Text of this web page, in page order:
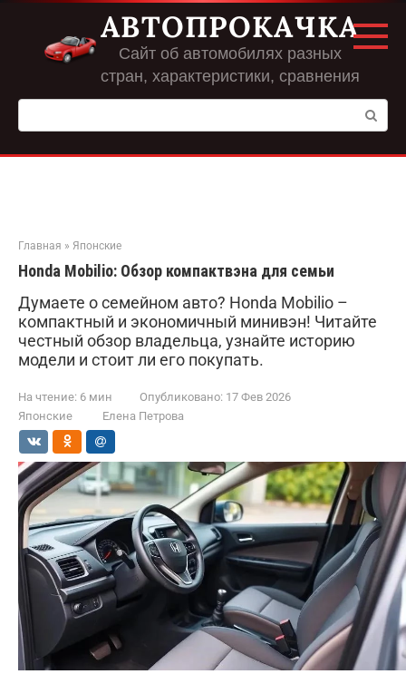
Перейти
контенту
АВТОПРОКАЧКА
Сайт об автомобилях разных
стран, характеристики, сравнения
Поиск:
Главная » Японские
Honda Mobilio: Обзор компактвэна для семьи
Думаете о семейном авто? Honda Mobilio –
компактный и экономичный минивэн! Читайте
честный обзор владельца, узнайте историю
модели и стоит ли его покупать.
На чтение: 6 мин Опубликовано: 17 Фев 2026
Японские
Елена Петрова